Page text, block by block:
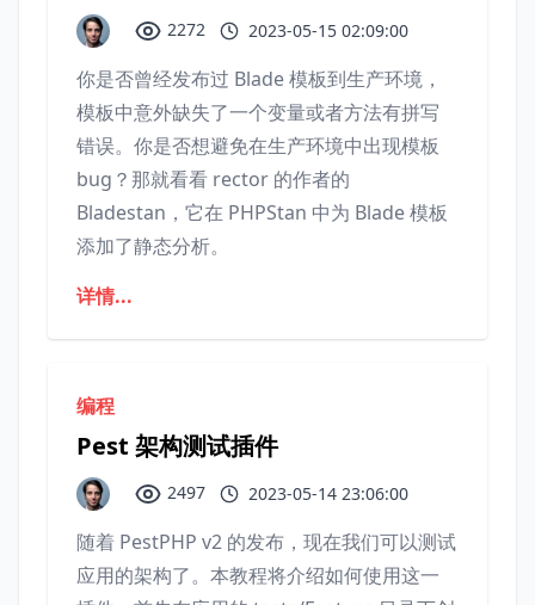
2272 2023-05-15 02:09:00
你是否曾经发布过 Blade 模板到生产环境，
模板中意外缺失了一个变量或者方法有拼写
错误。你是否想避免在生产环境中出现模板
bug？那就看看 rector 的作者的
Bladestan，它在 PHPStan 中为 Blade 模板
添加了静态分析。
详情...
编程
Pest 架构测试插件
2497 2023-05-14 23:06:00
随着 PestPHP v2 的发布，现在我们可以测试
应用的架构了。本教程将介绍如何使用这一